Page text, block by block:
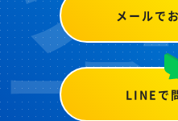
メールで
LINEで